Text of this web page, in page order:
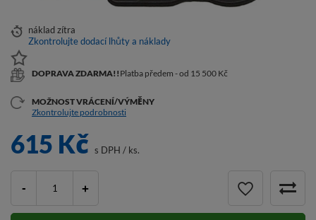
615 Kč s DPH / ks.
- +
nákladzítra
Zkontrolujte dodací lhůty a náklady
DOPRAVA ZDARMA!! Platba předem - od 15 500 Kč
MOŽNOST VRÁCENÍ/VÝMĚNY
Zkontrolujte podrobnosti